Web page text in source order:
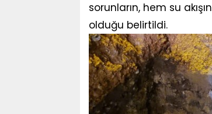
sorunların, hem su
olduğu belirtildi.